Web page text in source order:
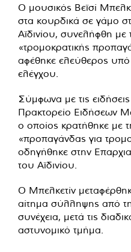
Ο μουσικός Βεϊσί
στα κουρδικά σε γάμο
Αϊδινίου, συνελήφθη με
«τρομοκρατικής
αφέθηκε ελεύθερος υπό
ελέγχου.
Σύμφωνα με τις
Πρακτορείο Ειδήσεων
ο οποίος κρατήθηκε με
«προπαγάνδας για
οδηγήθηκε στην
του Αϊδινίου.
Ο Μπελκετίν
αίτημα σύλληψης από
συνέχεια, μετά τις
αστυνομικό τμήμα.